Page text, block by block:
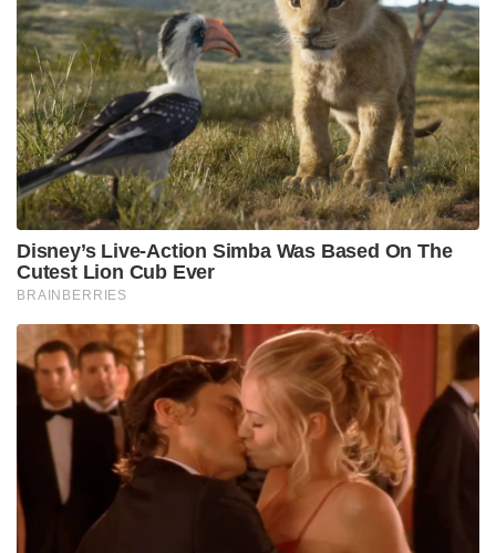
83.6 अरब डॉलर है, जिसमें विदेशी कर्ज 42.6 अरब डॉलर
और घरेलू कर्ज 42 अरब डॉलर है।
अप्रैल 2022 में, श्रीलंका ने अपना पहला ऋण डिफ़ॉल्ट
घोषित किया, 1948 में ब्रिटेन से स्वतंत्रता के बाद से सबसे
खराब आर्थिक संकट, विदेशी मुद्रा की कमी से शुरू हुआ
जिसने सार्वजनिक विरोध को जन्म दिया।
जुलाई के मध्य में तत्कालीन राष्ट्रपति गोटबाया राजपक्षे को पद
से हटाने के लिए महीने भर चलने वाले विरोध प्रदर्शनों का
नेतृत्व किया। श्री राजपक्षे ने समर्थन के लिए वैश्विक
वार्ता शुरू की थी।
Tags: अंतर्राष्ट्रीय मुद्रा कोष ऋृण एशियाई विकास बैंक एसएलएफआर
एसडीएफआर केंद्रीय अधिकोष गोटबाया राजपक्षे मुद्रा स्फ़ीति
श्रीलंका